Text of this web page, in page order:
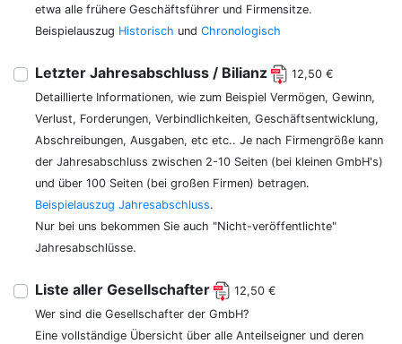
etwa alle frühere Geschäftsführer und Firmensitze.
Beispielauszug Historisch und Chronologisch
Letzter Jahresabschluss / Bilianz
12,50 €
Detaillierte Informationen, wie zum Beispiel Vermögen, Gewinn,
Verlust, Forderungen, Verbindlichkeiten, Geschäftsentwicklung,
Abschreibungen, Ausgaben, etc etc.. Je nach Firmengröße kann
der Jahresabschluss zwischen 2-10 Seiten (bei kleinen GmbH's)
und über 100 Seiten (bei großen Firmen) betragen.
Beispielauszug Jahresabschluss.
Nur bei uns bekommen Sie auch "Nicht-veröffentlichte"
Jahresabschlüsse.
Liste aller Gesellschafter
12,50 €
Wer sind die Gesellschafter der GmbH?
Eine vollständige Übersicht über alle Anteilseigner und deren